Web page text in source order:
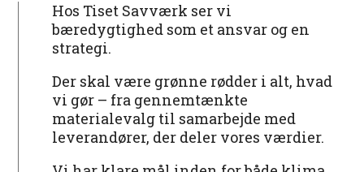
Hos Tiset Savværk ser vi
bæredygtighed som et ansvar og en
strategi.
Der skal være grønne rødder i alt, hvad
vi gør – fra gennemtænkte
materialevalg til samarbejde med
leverandører, der deler vores værdier.